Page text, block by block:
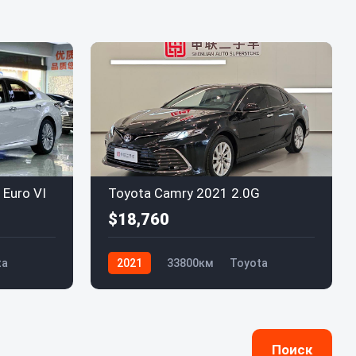
VI Toyota Camry 2021 2.0G
$18,760
2021 33800км Toyota
Поиск